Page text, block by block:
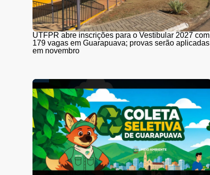
UTFPR abre inscrições para o Vestibular 2027 com
179 vagas em Guarapuava; provas serão aplicadas
em novembro